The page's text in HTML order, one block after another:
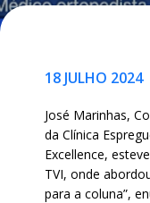
18 JULHO 2024
José Marinhas,
da Clínica
Excellence,
TVI, onde
para a coluna”,